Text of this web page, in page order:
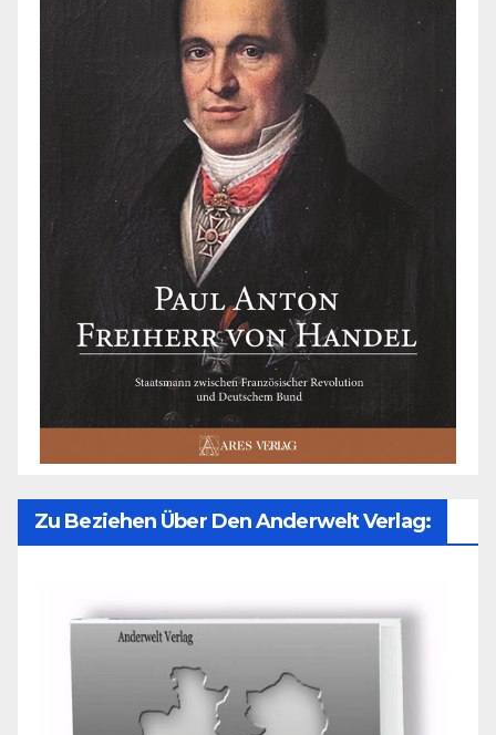
Zu Beziehen Über Den Anderwelt Verlag: